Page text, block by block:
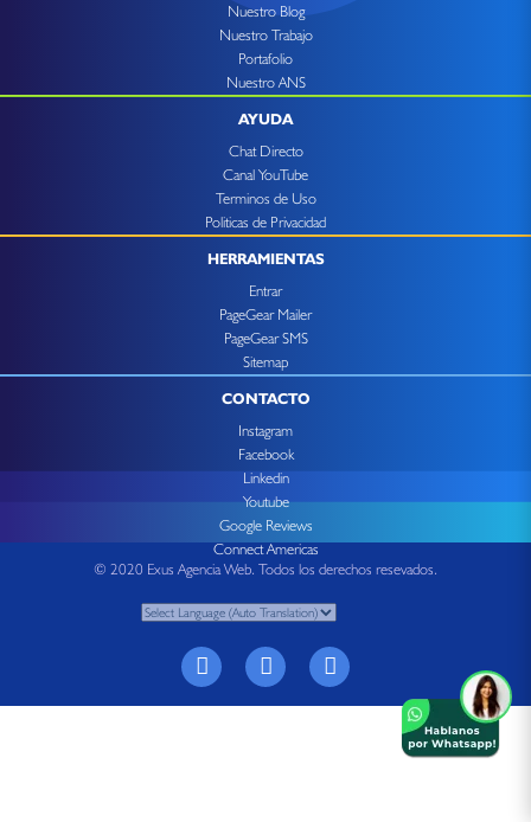
Nuestro Blog
Nuestro Trabajo
Portafolio
Nuestro ANS
AYUDA
Chat Directo
Canal YouTube
Terminos de Uso
Politicas de Privacidad
HERRAMIENTAS
Entrar
PageGear Mailer
PageGear SMS
Sitemap
CONTACTO
Instagram
Facebook
Linkedin
Youtube
Google Reviews
Connect Americas
© 2020 Exus Agencia Web. Todos los derechos resevados.